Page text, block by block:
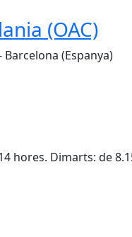
(OAC)
Barcelona (Espanya)
hores. Dimarts: de